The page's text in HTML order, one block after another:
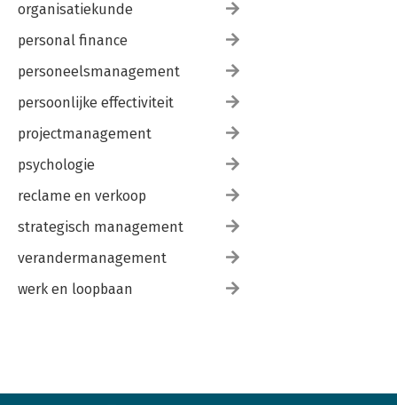
organisatiekunde
personal finance
personeelsmanagement
persoonlijke effectiviteit
projectmanagement
psychologie
reclame en verkoop
strategisch management
verandermanagement
werk en loopbaan